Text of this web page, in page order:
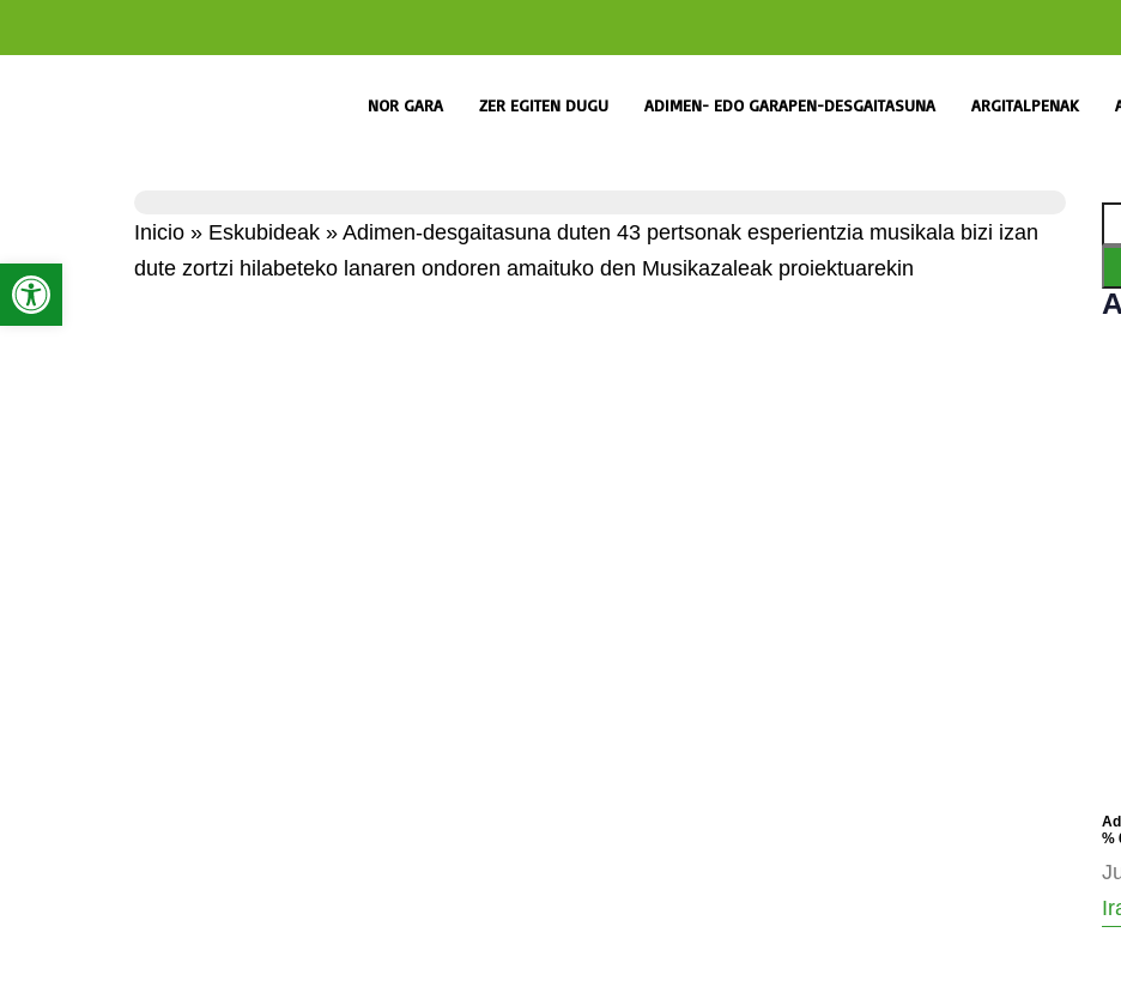
NOR GARA ZER EGITEN DUGU ADIMEN- EDO GARAPEN-DESGAITASUNA ARGITALPENAK
Inicio » Eskubideak » Adimen-desgaitasuna duten 43 pertsonak esperientzia musikala bizi izan
dute zortzi hilabeteko lanaren ondoren amaituko den Musikazaleak proiektuarekin
%
Open toolbar